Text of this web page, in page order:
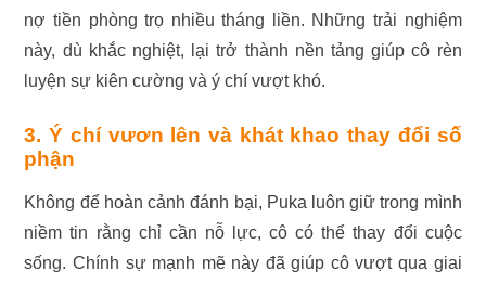
nợ tiền phòng trọ nhiều tháng liền. Những trải nghiệm
này, dù khắc nghiệt, lại trở thành nền tảng giúp cô rèn
luyện sự kiên cường và ý chí vượt khó.
3. Ý chí vươn lên và khát khao thay đổi số
phận
Không để hoàn cảnh đánh bại, Puka luôn giữ trong mình
niềm tin rằng chỉ cần nỗ lực, cô có thể thay đổi cuộc
sống. Chính sự mạnh mẽ này đã giúp cô vượt qua giai